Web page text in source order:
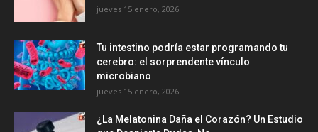
jueves 15 enero, 2026
Tu intestino podría estar programando tu
cerebro: el sorprendente vínculo
microbiano
jueves 15 enero, 2026
¿La Melatonina Daña el Corazón? Un Estudio